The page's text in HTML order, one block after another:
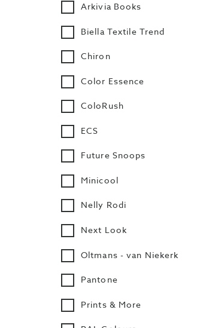
Arkivia Books
Biella Textile Trend
Chiron
Color Essence
ColoRush
ECS
Future Snoops
Minicool
Nelly Rodi
Next Look
Oltmans - van Niekerk
Pantone
Prints & More